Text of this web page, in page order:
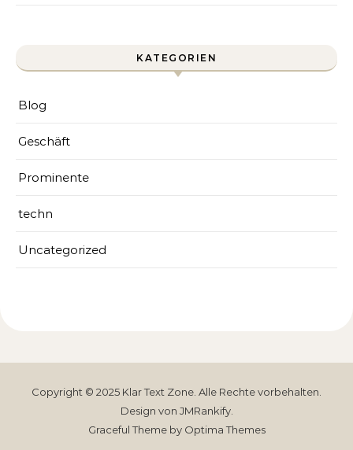
KATEGORIEN
Blog
Geschäft
Prominente
techn
Uncategorized
Copyright © 2025 Klar Text Zone . Alle Rechte vorbehalten.
Design von JMRankify.
Graceful Theme by Optima Themes